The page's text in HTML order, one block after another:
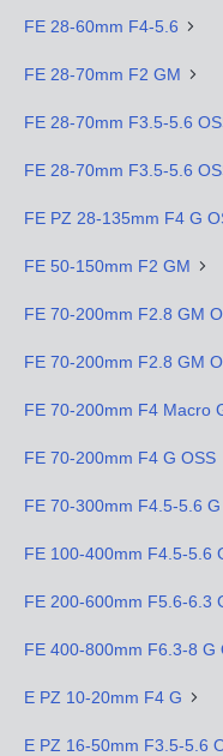
FE 28-60mm F4-5.6
FE 28-70mm F2 GM
FE 28-70mm F3.5-5.6
FE 28-70mm F3.5-5.6
FE PZ 28-135mm F4 G
FE 50-150mm F2 GM
FE 70-200mm F2.8 GM
FE 70-200mm F2.8 GM
FE 70-200mm F4 Macro
FE 70-200mm F4 G OSS
FE 70-300mm F4.5-5.6
FE 100-400mm F4.5-5.6
FE 200-600mm F5.6-6.3
FE 400-800mm F6.3-8 G
E PZ 10-20mm F4 G
E PZ 16-50mm F3.5-5.6